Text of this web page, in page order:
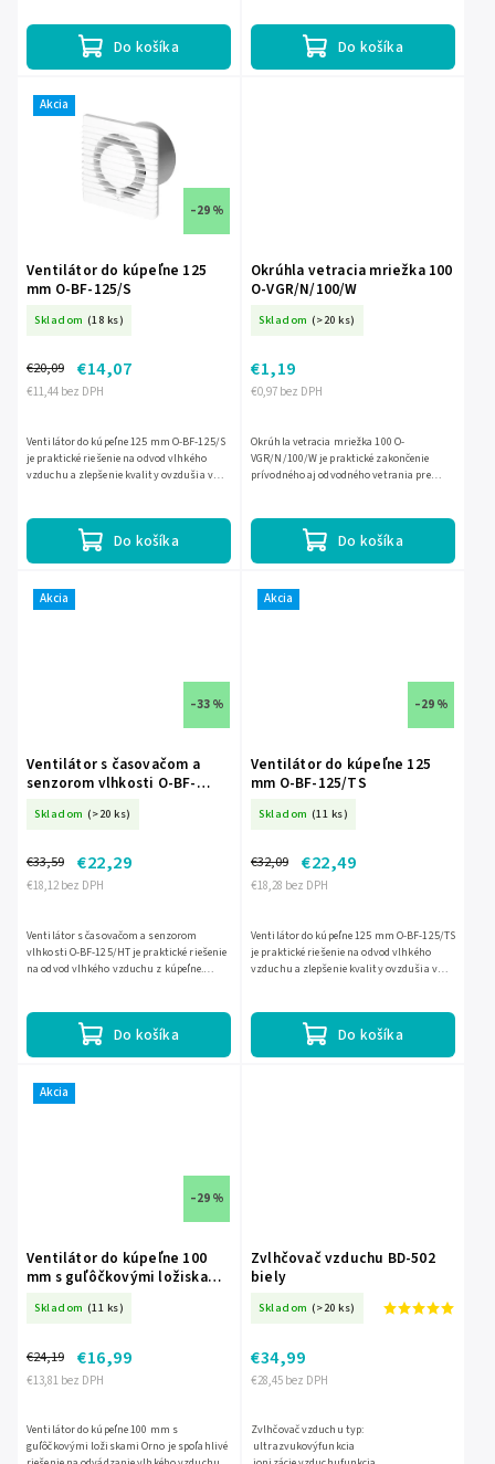
Do košíka Do košíka
Akcia
–29 %
Ventilátor do kúpeľne 125
mm O-BF-125/S
Skladom (18 ks)
€11,44 bez DPH
€20,09 €14,07
Do košíka
Ventilátor do kúpeľne 125 mm O-BF-125/S
je praktické riešenie na odvod vlhkého
vzduchu a zlepšenie kvality ovzdušia v
Okrúhla vetracia mriežka 100
O-VGR/N/100/W
Skladom (>20 ks)
€0,97 bez DPH
€1,19
Do košíka
Okrúhla vetracia mriežka 100 O-
VGR/N/100/W je praktické zakončenie
prívodného aj odvodného vetrania pre
Akcia
–33 %
Ventilátor s časovačom a
senzorom vlhkosti O-BF-
Skladom (>20 ks)
€18,12 bez DPH
€33,59 €22,29
Do košíka
Ventilátor s časovačom a senzorom
vlhkosti O-BF-125/HT je praktické riešenie
na odvod vlhkého vzduchu z kúpeľne.
Akcia
–29 %
Ventilátor do kúpeľne 125
mm O-BF-125/TS
Skladom (11 ks)
€18,28 bez DPH
€32,09 €22,49
Do košíka
Ventilátor do kúpeľne 125 mm O-BF-125/TS
je praktické riešenie na odvod vlhkého
vzduchu a zlepšenie kvality ovzdušia v
Akcia
–29 %
Ventilátor do kúpeľne 100
mm s guľôčkovými ložiskami
Skladom (11 ks)
€13,81 bez DPH
€24,19 €16,99
Ventilátor do kúpeľne 100 mm s
guľôčkovými ložiskami Orno je spoľahlivé
Zvlhčovač vzduchu BD-502
biely
Skladom (>20 ks)
€28,45 bez DPH
€34,99
Zvlhčovač vzduchu typ:
ultrazvukovýfunkcia